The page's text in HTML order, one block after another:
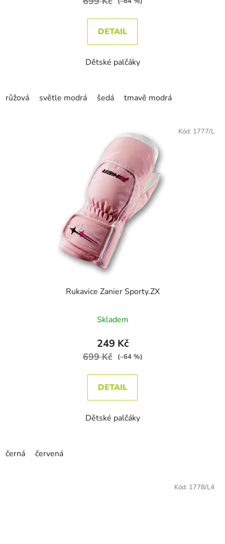
DETAIL
Dětské palčáky
růžová světle modrá šedá tmavě modrá
Rukavice Zanier Sporty.ZX
Skladem
249 Kč
699 Kč (–64 %)
DETAIL
Dětské palčáky
černá červená
Kód: 1777/L
Kód: 1778/L4